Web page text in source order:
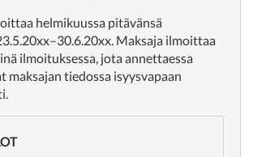
helmikuussa pitävänsä
Maksaja ilmoittaa
ilmoituksessa, jota annettaessa
maksajan tiedossa isyysvapaan